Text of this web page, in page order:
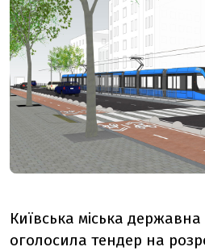
Київська міська державна
оголосила тендер на